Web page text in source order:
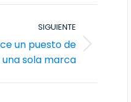
SIGUIENTE
un puesto de
sola marca